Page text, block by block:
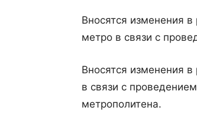
Вносятся изменения
метро в связи с
Вносятся изменения
в связи с
метрополитена.